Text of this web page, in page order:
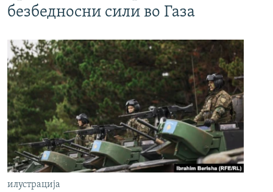
безбедносни сили во Газа
илустрација